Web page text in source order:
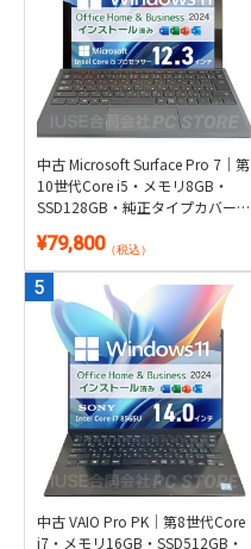
中古 Microsoft Surface Pro 7｜第
10世代Core i5・メモリ8GB・
SSD128GB・純正タイプカバー
Microsoft Office 2024付き・タブ
レット
¥79,800（税込）
中古 VAIO Pro PK｜第8世代Core
i7・メモリ16GB・SSD512GB・